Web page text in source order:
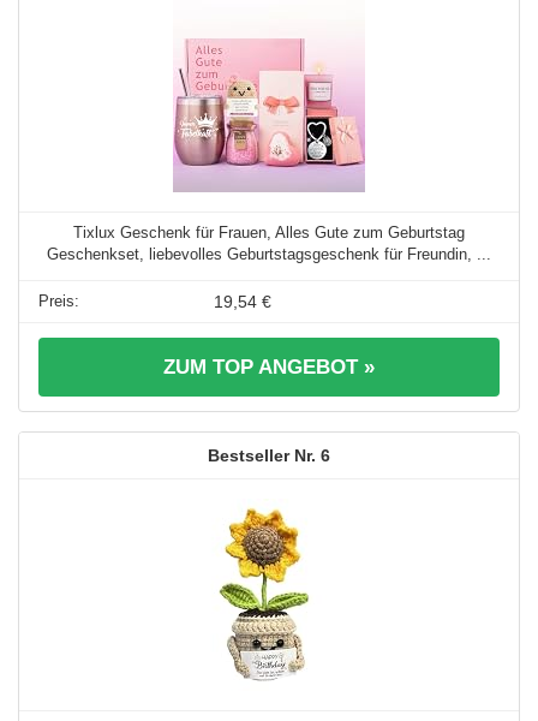
Tixlux Geschenk für Frauen, Alles Gute zum Geburtstag
Geschenkset, liebevolles Geburtstagsgeschenk für Freundin, ...
19,54 €
ZUM TOP ANGEBOT »
6